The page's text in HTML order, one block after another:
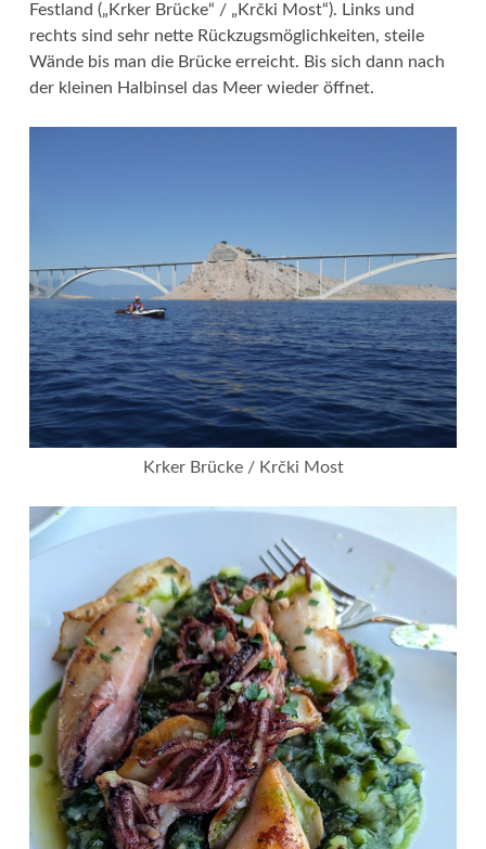
Festland („Krker Brücke“ / „Krčki Most“). Links und
rechts sind sehr nette Rückzugsmöglichkeiten, steile
Wände bis man die Brücke erreicht. Bis sich dann nach
der kleinen Halbinsel das Meer wieder öffnet.
Krker Brücke / Krčki Most